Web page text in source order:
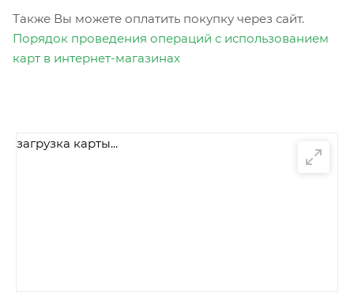
Также Вы можете оплатить покупку через сайт.
Порядок проведения операций с использованием
карт в интернет-магазинах
загрузка карты...